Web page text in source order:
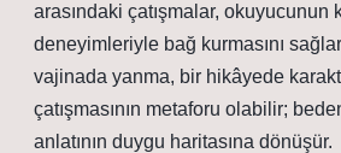
arasındaki çatışmalar, okuyucunun
deneyimleriyle bağ kurmasını
vajinada yanma, bir hikâyede
çatışmasının metaforu olabilir;
anlatının duygu haritasına dönüşür.